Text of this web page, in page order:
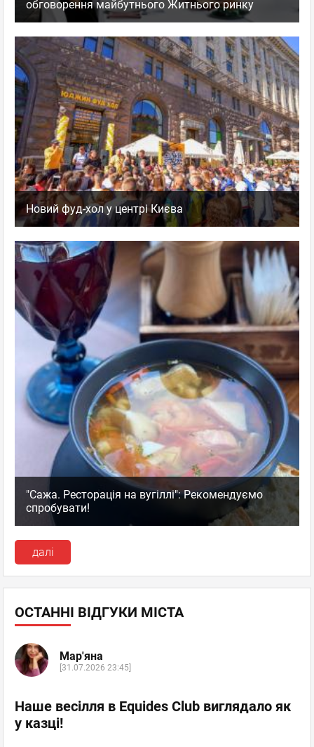
обговорення майбутнього Житнього ринку
Новий фуд-хол у центрі Києва
"Сажа. Ресторація на вугіллі": Рекомендуємо
спробувати!
далі
ОСТАННІ ВІДГУКИ МІСТА
Мар'яна
[31.07.2026 23:45]
Наше весілля в Equides Club виглядало як
у казці!